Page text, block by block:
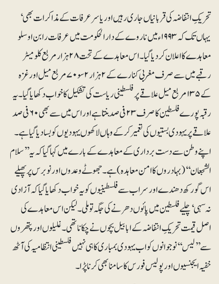
تحریکِ انتفاضہ کی قربانیاں جاری رہیں اور یاسرعرفات کے مذاکرات بھی‘
یہاں تک کہ ۱۹۹۳ء میں ناروے کے دارالحکومت میں عرفات رابن اوسلو
معاہدے کا اعلان کر دیا گیا۔ اس معاہدے کے تحت ۲۸ ہزار مربع کلومیٹر
رقبے میں سے صرف مغربی کنارے کے ۲ہزار ۲ سو ۷۰ مربع میل اور غزہ
کے ۱۳۵ مربع میل علاقے پر فلسطینی ریاست کی تشکیل کا خواب دکھایا گیا۔ یہ
رقبہ پورے فلسطین کا صرف ۲۳ فی صد بنتا ہے اور اس میں سے بھی ۶۰ فی صد
علاقے پر یہودی بستیوں کی تعمیر کرکے وہاں لاکھوں یہودیوں کو بسا دیا گیا ہے۔
اپنے وطن سے دست برداری کے معاہدے کے بارے میں کہا گیا کہ یہ ’’سلام
الشجعان‘‘(بہادروں کا امن معاہدہ) ہے۔ جھوٹے وعدوں اور نو برس پر پھیلے
اس گورکھ دھندے اور سراب سے فلسطینیوں کو یہ خواب دکھایا گیا کہ آزادی
نہ سہی‘ چلیے فلسطین میں پائوں دھرنے کی جگہ تو ملی۔ لیکن اس معاہدے کی
اصل قیمت تحریکِ انتفاضہ کے ابابیل بچوں نے چکانا تھی۔ غلیلوں اور پتھروں
سے ’’لیس‘‘ نوجوانوں کو اب یہودی بمباری کا ہی نہیں فلسطینی انتظامیہ کی آٹھ
خفیہ ایجنسیوں اور پولیس فورس کا سامنا بھی کرنا پڑا۔